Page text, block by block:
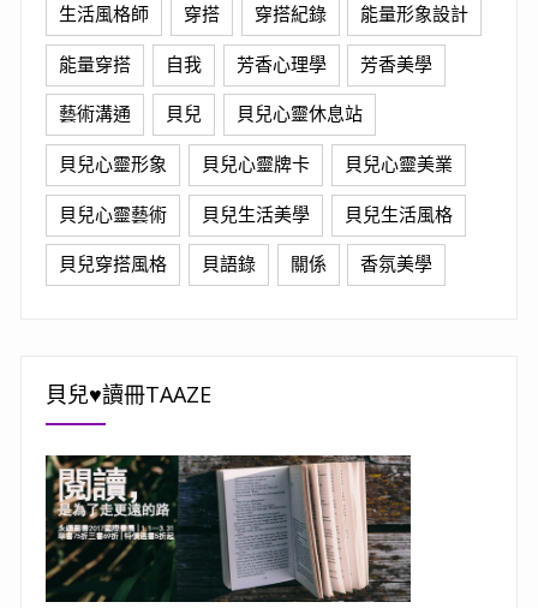
生活風格師 穿搭 穿搭紀錄 能量形象設計
能量穿搭 自我 芳香心理學 芳香美學
藝術溝通 貝兒 貝兒心靈休息站
貝兒心靈形象 貝兒心靈牌卡 貝兒心靈美業
貝兒心靈藝術 貝兒生活美學 貝兒生活風格
貝兒穿搭風格 貝語錄 關係 香氛美學
貝兒♥讀冊TAAZE